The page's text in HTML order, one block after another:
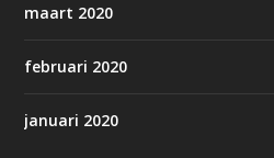
maart 2020
februari 2020
januari 2020